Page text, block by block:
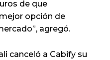
de que
opción de
agregó.
canceló a Cabify su